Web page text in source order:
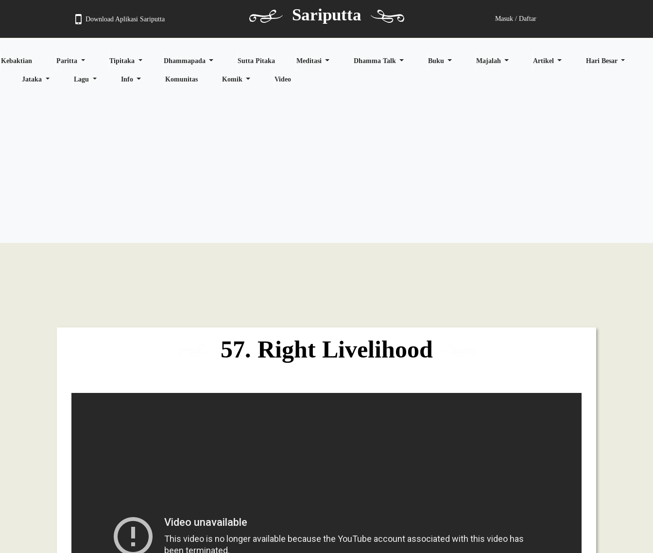
Download Aplikasi Sariputta Sariputta Masuk / Daftar
Kebaktian Paritta Tipitaka Dhammapada Sutta Pitaka Meditasi Dhamma Talk Buku Majalah Artikel Hari Besar
Jataka Lagu Info Komunitas Komik Video
57. Right Livelihood